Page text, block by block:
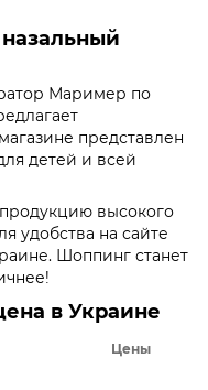
Маример по
представлен
детей и всей
высокого
удобства на сайте
Шоппинг станет
в Украине
Цены